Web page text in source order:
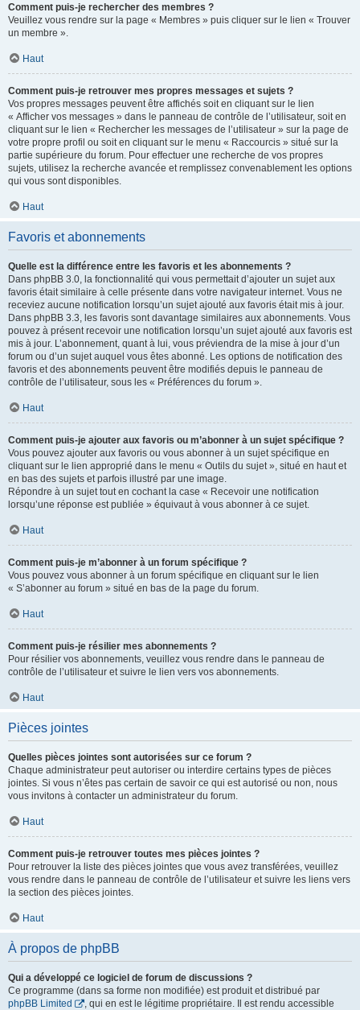
Comment puis-je rechercher des membres ?
Veuillez vous rendre sur la page « Membres » puis cliquer sur le lien « Trouver
un membre ».
Haut
Comment puis-je retrouver mes propres messages et sujets ?
Vos propres messages peuvent être affichés soit en cliquant sur le lien
« Afficher vos messages » dans le panneau de contrôle de l’utilisateur, soit en
cliquant sur le lien « Rechercher les messages de l’utilisateur » sur la page de
votre propre profil ou soit en cliquant sur le menu « Raccourcis » situé sur la
partie supérieure du forum. Pour effectuer une recherche de vos propres
sujets, utilisez la recherche avancée et remplissez convenablement les options
qui vous sont disponibles.
Haut
Favoris et abonnements
Quelle est la différence entre les favoris et les abonnements ?
Dans phpBB 3.0, la fonctionnalité qui vous permettait d’ajouter un sujet aux
favoris était similaire à celle présente dans votre navigateur internet. Vous ne
receviez aucune notification lorsqu’un sujet ajouté aux favoris était mis à jour.
Dans phpBB 3.3, les favoris sont davantage similaires aux abonnements. Vous
pouvez à présent recevoir une notification lorsqu’un sujet ajouté aux favoris est
mis à jour. L’abonnement, quant à lui, vous préviendra de la mise à jour d’un
forum ou d’un sujet auquel vous êtes abonné. Les options de notification des
favoris et des abonnements peuvent être modifiés depuis le panneau de
contrôle de l’utilisateur, sous les « Préférences du forum ».
Haut
Comment puis-je ajouter aux favoris ou m’abonner à un sujet spécifique ?
Vous pouvez ajouter aux favoris ou vous abonner à un sujet spécifique en
cliquant sur le lien approprié dans le menu « Outils du sujet », situé en haut et
en bas des sujets et parfois illustré par une image.
Répondre à un sujet tout en cochant la case « Recevoir une notification
lorsqu’une réponse est publiée » équivaut à vous abonner à ce sujet.
Haut
Comment puis-je m’abonner à un forum spécifique ?
Vous pouvez vous abonner à un forum spécifique en cliquant sur le lien
« S’abonner au forum » situé en bas de la page du forum.
Haut
Comment puis-je résilier mes abonnements ?
Pour résilier vos abonnements, veuillez vous rendre dans le panneau de
contrôle de l’utilisateur et suivre le lien vers vos abonnements.
Haut
Pièces jointes
Quelles pièces jointes sont autorisées sur ce forum ?
Chaque administrateur peut autoriser ou interdire certains types de pièces
jointes. Si vous n’êtes pas certain de savoir ce qui est autorisé ou non, nous
vous invitons à contacter un administrateur du forum.
Haut
Comment puis-je retrouver toutes mes pièces jointes ?
Pour retrouver la liste des pièces jointes que vous avez transférées, veuillez
vous rendre dans le panneau de contrôle de l’utilisateur et suivre les liens vers
la section des pièces jointes.
Haut
À propos de phpBB
Qui a développé ce logiciel de forum de discussions ?
Ce programme (dans sa forme non modifiée) est produit et distribué par
phpBB Limited
, qui en est le légitime propriétaire. Il est rendu accessible